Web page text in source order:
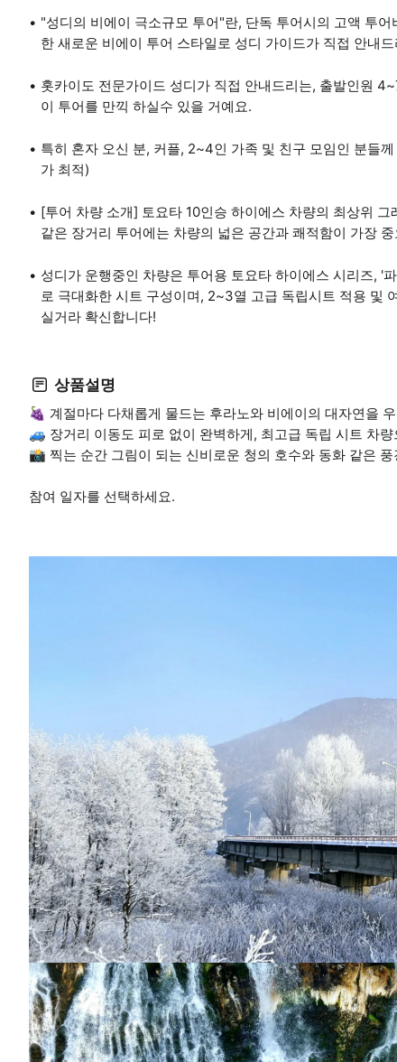
"성디의 비에이 극소규모 투어"란, 단독 투어시의 고액 투
한 새로운 비에이 투어 스타일로 성디 가이드가 직접 안내
홋카이도 전문가이드 성디가 직접 안내드리는, 출발인원
이 투어를 만끽 하실수 있을 거예요.
특히 혼자 오신 분, 커플, 2~4인 가족 및 친구 모임인 분들
가 최적)
[투어 차량 소개] 토요타 10인승 하이에스 차량의 최상위
같은 장거리 투어에는 차량의 넓은 공간과 쾌적함이 가장
성디가 운행중인 차량은 투어용 토요타 하이에스 시리즈, '
로 극대화한 시트 구성이며, 2~3열 고급 독립시트 적용 및
실거라 확신합니다!
상품설명
🍇 계절마다 다채롭게 물드는 후라노와 비에이의 대자연을
🚙 장거리 이동도 피로 없이 완벽하게, 최고급 독립 시트 차
📸 찍는 순간 그림이 되는 신비로운 청의 호수와 동화 같은
참여 일자를 선택하세요.